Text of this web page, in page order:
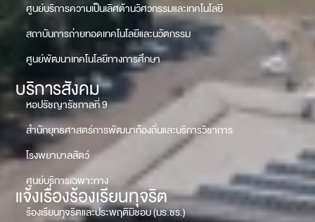
ศูนย์บริการความเป็นเลิศด้านวิศวกรรมและเทคโนโลยี
สถาบันการถ่ายทอดเทคโนโลยีและนวัตกรรม
ศูนย์พัฒนาเทคโนโลยีทางการศึกษา
บริการสังคม
หอปรัชญารัชกาลที่ 9
สำนักยุทธศาสตร์การพัฒนาท้องถิ่นและบริการวิชาการ
โรงพยาบาลสัตว์
ศูนย์บริการเฉพาะทาง
แจ้งเรื่องร้องเรียนทุจริต
ร้องเรียนทุจริตและประพฤติมิชอบ (มร.ชร.)